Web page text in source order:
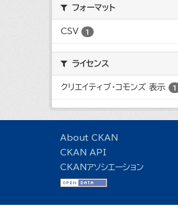
フォーマット
CSV 1
ライセンス
クリエイティブ・コモンズ 表示 1
About CKAN
CKAN API
CKANアソシエーション